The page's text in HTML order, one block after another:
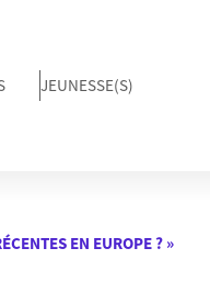
JEUNESSE(S)
EN EUROPE ? »